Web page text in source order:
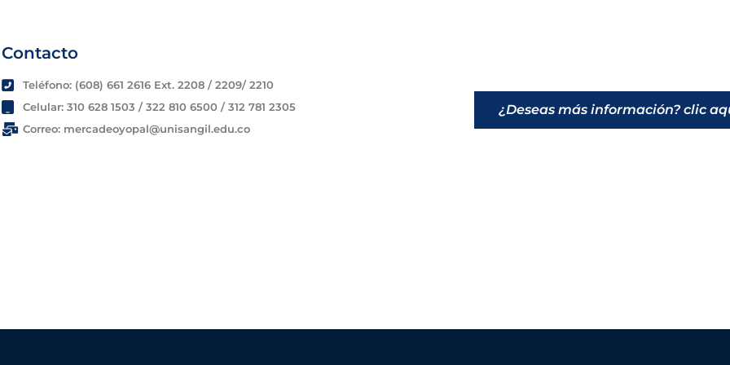
Contacto
Teléfono: (608) 661 2616 Ext. 2208 / 2209/ 2210
Celular: 310 628 1503 / 322 810 6500 / 312 781 2305
Correo: mercadeoyopal@unisangil.edu.co
¿Deseas más información? clic